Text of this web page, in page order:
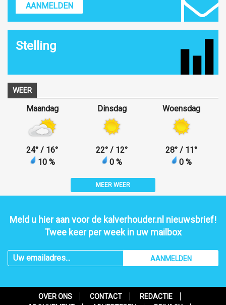
AANMELDEN
Stelling
WEER
Maandag
24° / 16°
10 %
Dinsdag
22° / 12°
0 %
Woensdag
28° / 11°
0 %
MEER WEER
Meld u hier aan voor de kalverhouder.nl nieuwsbrief!
Twee keer per week in uw mailbox
AANMELDEN
OVER ONS CONTACT
REDACTIE